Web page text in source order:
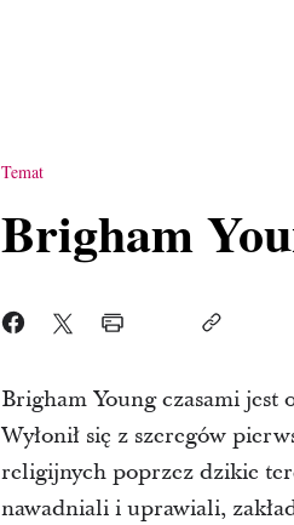
Temat
Brigham
Brigham Young czasami
Wyłonił się z szeregów
religijnych poprzez dzikie
nawadniali i uprawiali,